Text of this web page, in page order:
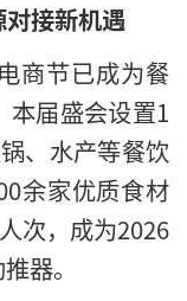
接新机遇
商节已成为餐
本届盛会设置1
、水产等餐饮
余家优质食材
次，成为2026
器。